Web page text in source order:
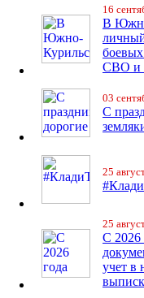
16
В
СВО и
03
С
25
25
С 2026
учет в